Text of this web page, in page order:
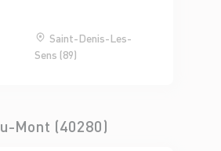
Saint-Denis-Les-
Sens (89)
Mont (40280)